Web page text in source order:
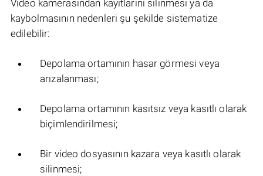
Video kamerasından kayıtlarını silinmesi ya da
kaybolmasının nedenleri şu şekilde sistematize
edilebilir:
Depolama ortamının hasar görmesi veya
arızalanması;
Depolama ortamının kasıtsız veya kasıtlı olarak
biçimlendirilmesi;
Bir video dosyasının kazara veya kasıtlı olarak
silinmesi;